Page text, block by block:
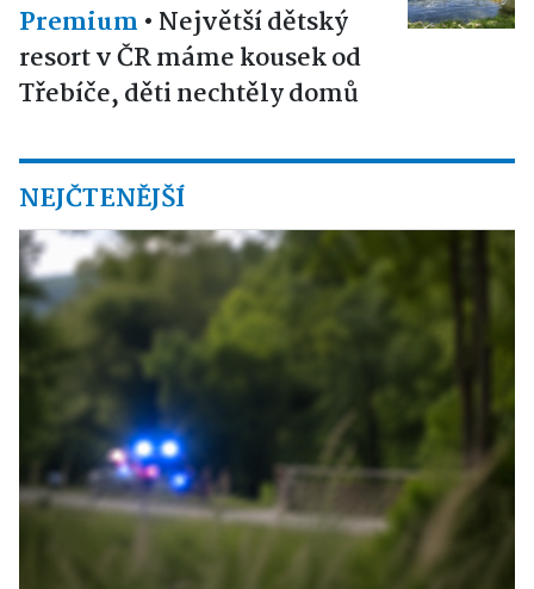
Premium • Největší dětský
resort v ČR máme kousek od
Třebíče, děti nechtěly domů
NEJČTENĚJŠÍ